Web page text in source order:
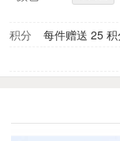
积分 每件赠送25